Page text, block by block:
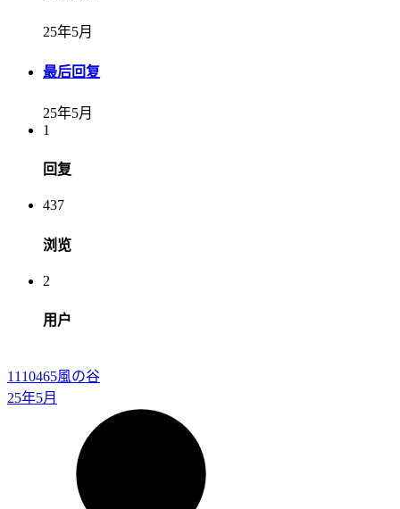
25年5月
最后回复
25年5月
1
回复
437
浏览
2
用户
1110465風の谷
25年5月